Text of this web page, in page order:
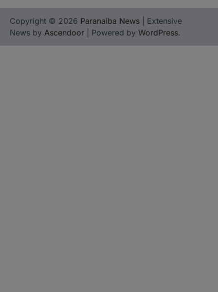
Copyright © 2026 Paranaíba News | Extensive
News by Ascendoor | Powered by WordPress.